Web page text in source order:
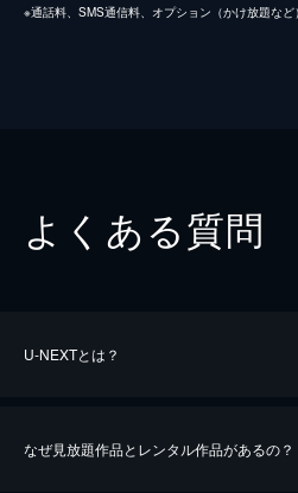
※通話料、SMS通信料、オプション（かけ放題など
よくある質問
U-NEXTとは？
なぜ見放題作品とレンタル作品があるの？